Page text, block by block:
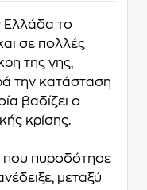
Ελλάδα το
σε πολλές
της γης,
την κατάσταση
βαδίζει ο
κρίσης.
που πυροδότησε
μεταξύ